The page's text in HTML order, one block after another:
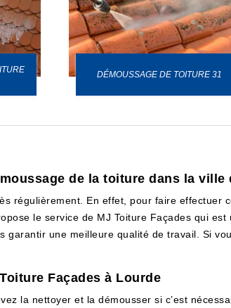
DÉMOUSSAGE DE TOITURE 31
de la toiture dans la ville
régulièrement. En effet, pour faire effectuer
le service de MJ Toiture Façades qui
une meilleure qualité de travail. Si
Façades à Lourde
la nettoyer et la démousser si c’est